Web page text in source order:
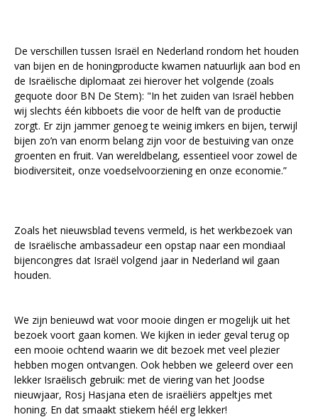
De verschillen tussen Israël en Nederland rondom het houden
van bijen en de honingproducte kwamen natuurlijk aan bod en
de Israëlische diplomaat zei hierover het volgende (zoals
gequote door BN De Stem): "In het zuiden van Israël hebben
wij slechts één kibboets die voor de helft van de productie
zorgt. Er zijn jammer genoeg te weinig imkers en bijen, terwijl
bijen zo’n van enorm belang zijn voor de bestuiving van onze
groenten en fruit. Van wereldbelang, essentieel voor zowel de
biodiversiteit, onze voedselvoorziening en onze economie.”
Zoals het nieuwsblad tevens vermeld, is het werkbezoek van
de Israëlische ambassadeur een opstap naar een mondiaal
bijencongres dat Israël volgend jaar in Nederland wil gaan
houden.
We zijn benieuwd wat voor mooie dingen er mogelijk uit het
bezoek voort gaan komen. We kijken in ieder geval terug op
een mooie ochtend waarin we dit bezoek met veel plezier
hebben mogen ontvangen. Ook hebben we geleerd over een
lekker Israëlisch gebruik: met de viering van het Joodse
nieuwjaar, Rosj Hasjana eten de israëliërs appeltjes met
honing. En dat smaakt stiekem héél erg lekker!